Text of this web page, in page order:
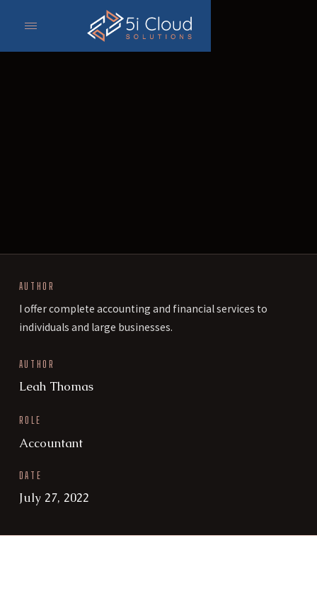
AUTHOR
I offer complete accounting and financial services to
individuals and large businesses.
AUTHOR
Leah Thomas
ROLE
Accountant
DATE
July 27, 2022